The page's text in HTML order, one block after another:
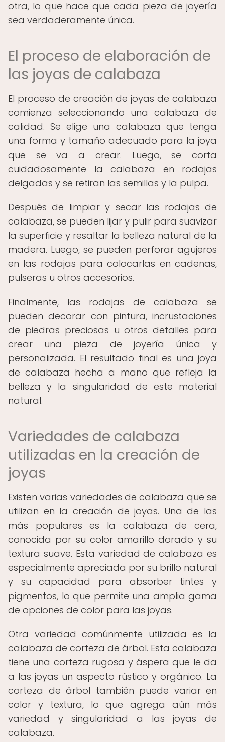
otra, lo que hace que cada pieza de joyería
sea verdaderamente única.
El proceso de elaboración de
las joyas de calabaza
El proceso de creación de joyas de calabaza
comienza seleccionando una calabaza de
calidad. Se elige una calabaza que tenga
una forma y tamaño adecuado para la joya
que se va a crear. Luego, se corta
cuidadosamente la calabaza en rodajas
delgadas y se retiran las semillas y la pulpa.
Después de limpiar y secar las rodajas de
calabaza, se pueden lijar y pulir para suavizar
la superficie y resaltar la belleza natural de la
madera. Luego, se pueden perforar agujeros
en las rodajas para colocarlas en cadenas,
pulseras u otros accesorios.
Finalmente, las rodajas de calabaza se
pueden decorar con pintura, incrustaciones
de piedras preciosas u otros detalles para
crear una pieza de joyería única y
personalizada. El resultado final es una joya
de calabaza hecha a mano que refleja la
belleza y la singularidad de este material
natural.
Variedades de calabaza
utilizadas en la creación de
joyas
Existen varias variedades de calabaza que se
utilizan en la creación de joyas. Una de las
más populares es la calabaza de cera,
conocida por su color amarillo dorado y su
textura suave. Esta variedad de calabaza es
especialmente apreciada por su brillo natural
y su capacidad para absorber tintes y
pigmentos, lo que permite una amplia gama
de opciones de color para las joyas.
Otra variedad comúnmente utilizada es la
calabaza de corteza de árbol. Esta calabaza
tiene una corteza rugosa y áspera que le da
a las joyas un aspecto rústico y orgánico. La
corteza de árbol también puede variar en
color y textura, lo que agrega aún más
variedad y singularidad a las joyas de
calabaza.